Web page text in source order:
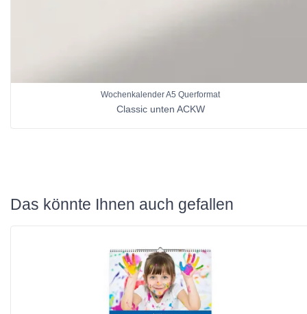
Wochenkalender A5 Querformat
Classic unten ACKW
Das könnte Ihnen auch gefallen